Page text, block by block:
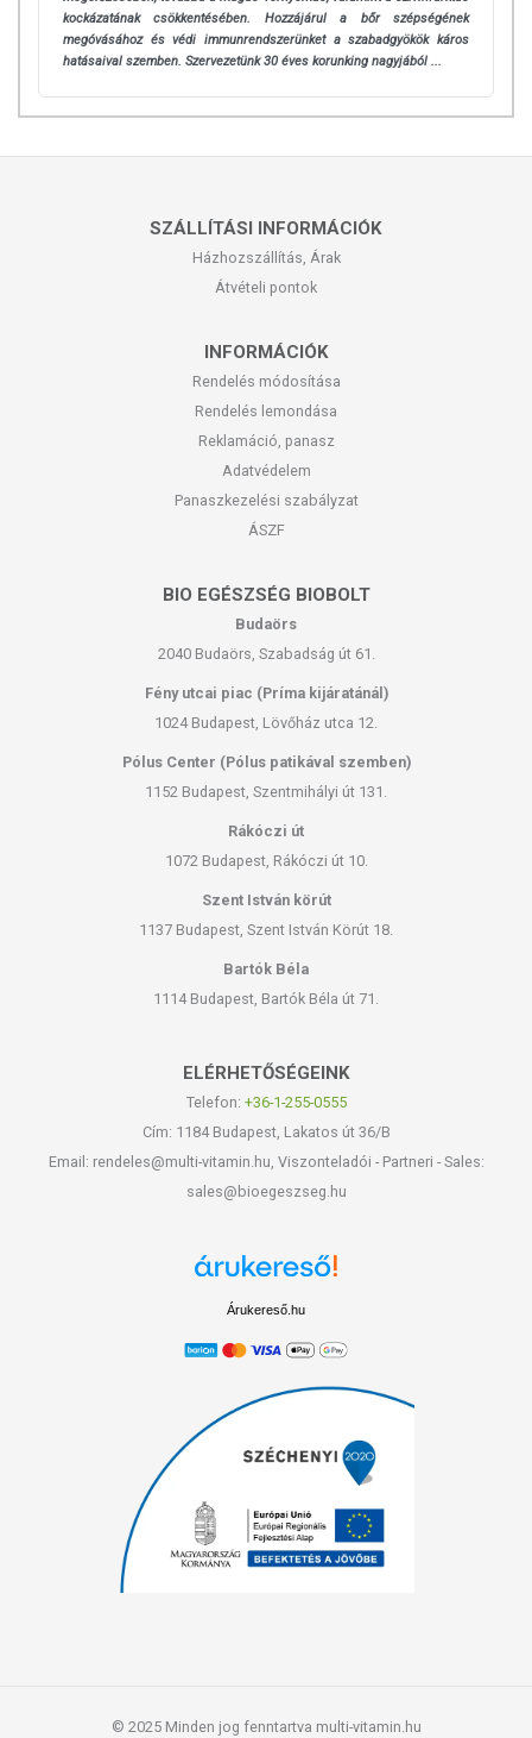
kockázatának csökkentésében. Hozzájárul a bőr szépségének
megóvásához és védi immunrendszerünket a szabadgyökök káros
hatásaival szemben. Szervezetünk 30 éves korunking nagyjából ...
SZÁLLÍTÁSI INFORMÁCIÓK
Házhozszállítás, Árak
Átvételi pontok
INFORMÁCIÓK
Rendelés módosítása
Rendelés lemondása
Reklamáció, panasz
Adatvédelem
Panaszkezelési szabályzat
ÁSZF
BIO EGÉSZSÉG BIOBOLT
Budaörs
2040 Budaörs, Szabadság út 61.
Fény utcai piac (Príma kijáratánál)
1024 Budapest, Lövőház utca 12.
Pólus Center (Pólus patikával szemben)
1152 Budapest, Szentmihályi út 131.
Rákóczi út
1072 Budapest, Rákóczi út 10.
Szent István körút
1137 Budapest, Szent István Körút 18.
Bartók Béla
1114 Budapest, Bartók Béla út 71.
ELÉRHETŐSÉGEINK
Telefon: +36-1-255-0555
Cím: 1184 Budapest, Lakatos út 36/B
Email: rendeles@multi-vitamin.hu, Viszonteladói - Partneri - Sales:
sales@bioegeszseg.hu
Árukereső.hu
© 2025 Minden jog fenntartva multi-vitamin.hu